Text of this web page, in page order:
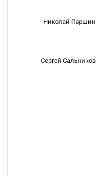
Николай Паршин
Сергей Сальников